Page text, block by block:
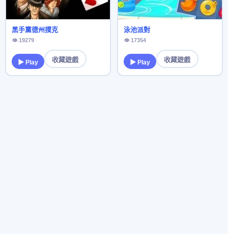
黑手黨德州撲克
👁 19279
▶ Play 收藏遊戲
泳池派對
👁 17354
▶ Play 收藏遊戲